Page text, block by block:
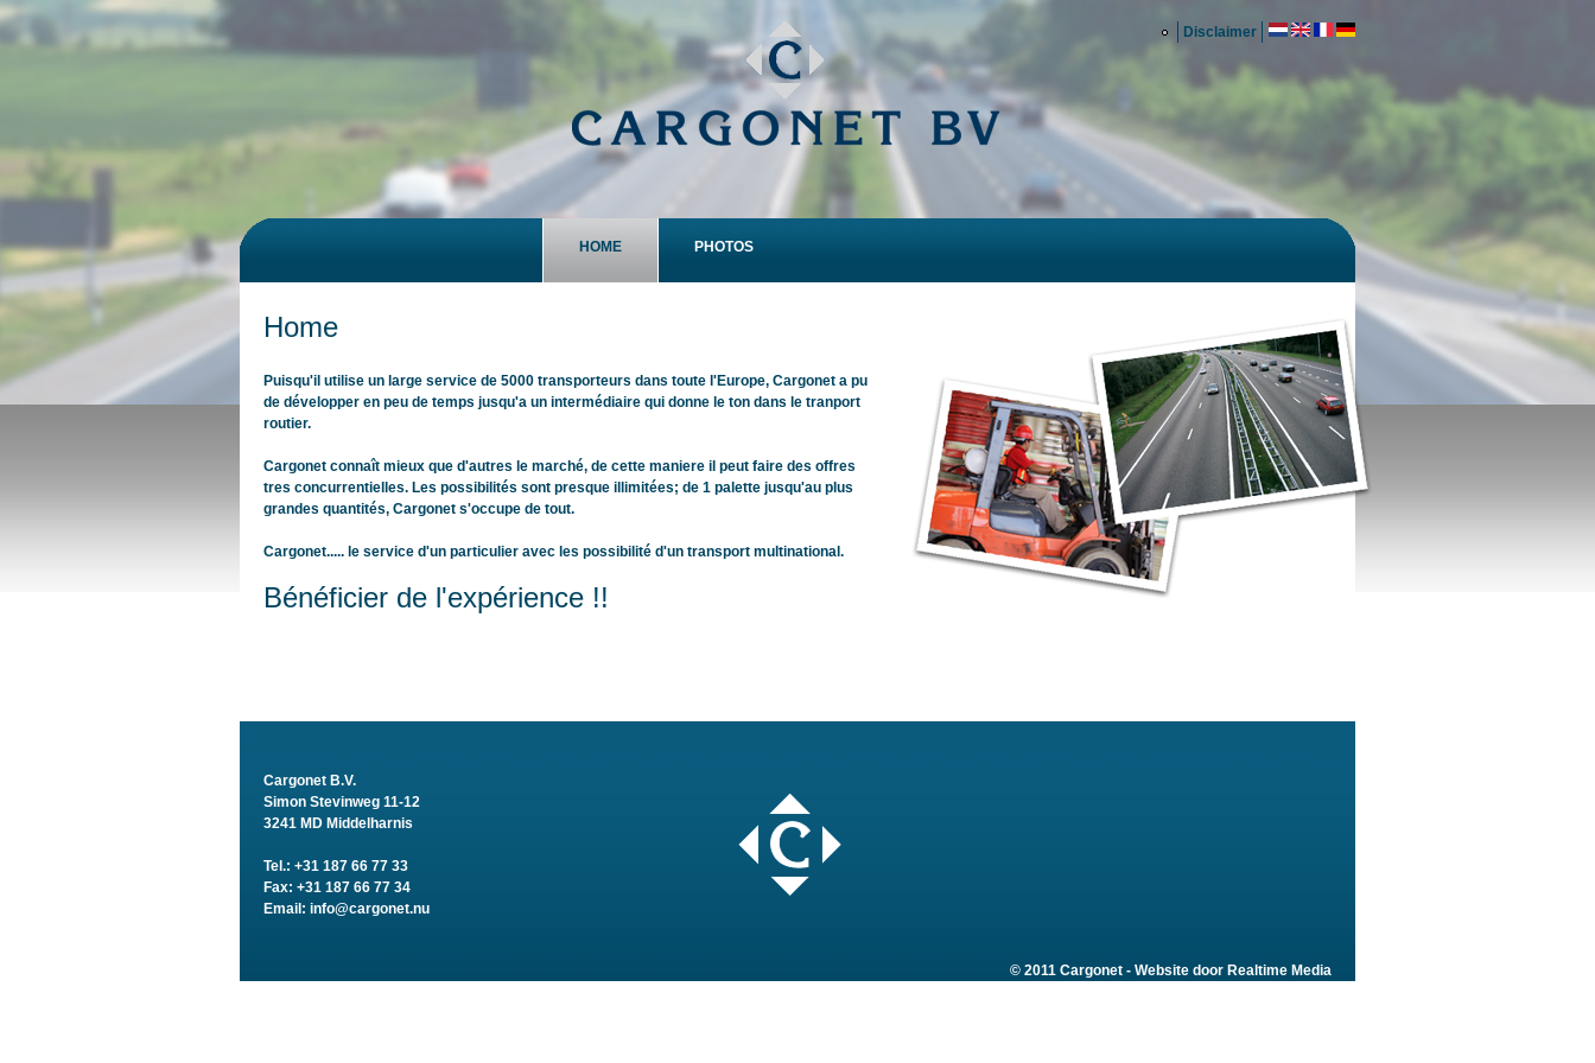
contenu
navigation
Disclaimer
Menu principal HOME PHOTOS
Home
Puisqu'il utilise un large service de 5000 transporteurs dans toute l'Europe, Cargonet a pu
de développer en peu de temps jusqu'a un intermédiaire qui donne le ton dans le tranport
routier.
Cargonet connaît mieux que d'autres le marché, de cette maniere il peut faire des offres
tres concurrentielles. Les possibilités sont presque illimitées; de 1 palette jusqu'au plus
grandes quantités, Cargonet s'occupe de tout.
Cargonet..... le service d'un particulier avec les possibilité d'un transport multinational.
Bénéficier de l'expérience !!
Cargonet B.V.
Simon Stevinweg 11-12
3241 MD Middelharnis
Tel.: +31 187 66 77 33
Fax: +31 187 66 77 34
Email: info@cargonet.nu
© 2011 Cargonet - Website door Realtime Media